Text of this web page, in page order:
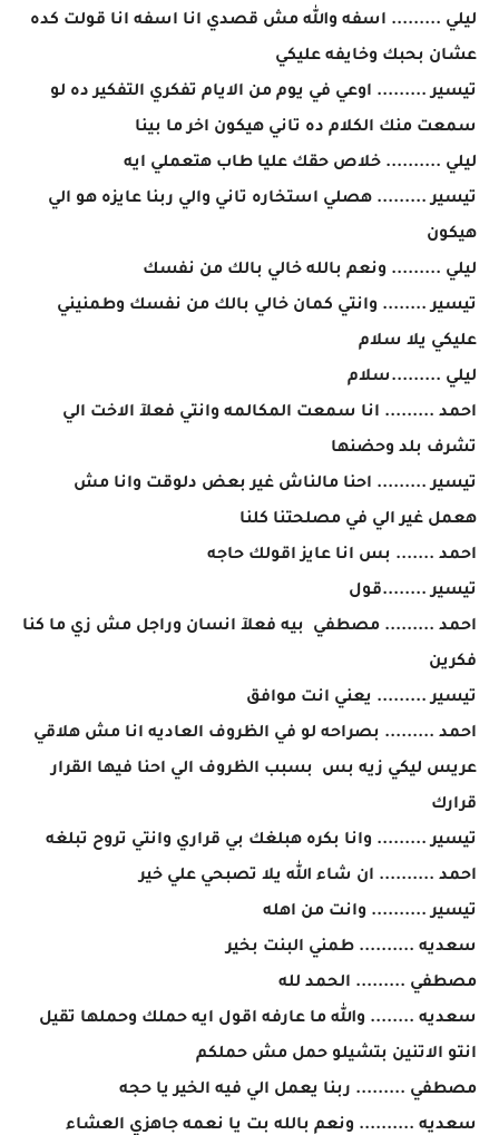
ليلي ......... اسفه والله مش قصدي انا اسفه انا قولت كده
عشان بحبك وخايفه عليكي
تيسير ......... اوعي في يوم من الايام تفكري التفكير ده لو
سمعت منك الكلام ده تاني هيكون اخر ما بينا
ليلي .......... خلاص حقك عليا طاب هتعملي ايه
تيسير ......... هصلي استخاره تاني والي ربنا عايزه هو الي
هيكون
ليلي ......... ونعم بالله خالي بالك من نفسك
تيسير ........ وانتي كمان خالي بالك من نفسك وطمنيني
عليكي يلا سلام
ليلي .........سلام
احمد ......... انا سمعت المكالمه وانتي فعلآ الاخت الي
تشرف بلد وحضنها
تيسير ......... احنا مالناش غير بعض دلوقت وانا مش
هعمل غير الي في مصلحتنا كلنا
احمد ....... بس انا عايز اقولك حاجه
تيسير ........قول
احمد ......... مصطفي بيه فعلآ انسان وراجل مش زي ما كنا
فكرين
تيسير ......... يعني انت موافق
احمد ......... بصراحه لو في الظروف العاديه انا مش هلاقي
عريس ليكي زيه بس بسبب الظروف الي احنا فيها القرار
قرارك
تيسير ......... وانا بكره هبلغك بي قراري وانتي تروح تبلغه
احمد .......... ان شاء الله يلا تصبحي علي خير
تيسير .......... وانت من اهله
سعديه .......... طمني البنت بخير
مصطفي ......... الحمد لله
سعديه ........ والله ما عارفه اقول ايه حملك وحملها تقيل
انتو الاتنين بتشيلو حمل مش حملكم
مصطفي ......... ربنا يعمل الي فيه الخير يا حجه
سعديه .......... ونعم بالله بت يا نعمه جاهزي العشاء